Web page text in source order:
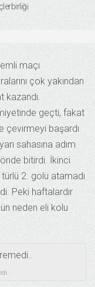
maçı
çok yakından
kazandı.
geçti, fakat
çevirmeyi başardı
sahasına adım
bitirdi. İkinci
2. golü atamadı
Peki haftalardır
neden eli kolu